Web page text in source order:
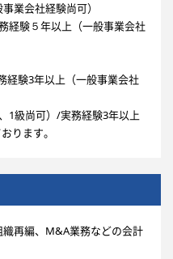
業会社経験尚可）
経験５年以上（一般事業会社
経験3年以上（一般事業会社
1級尚可）/実務経験3年以上
ります。
再編、M&A業務などの会計